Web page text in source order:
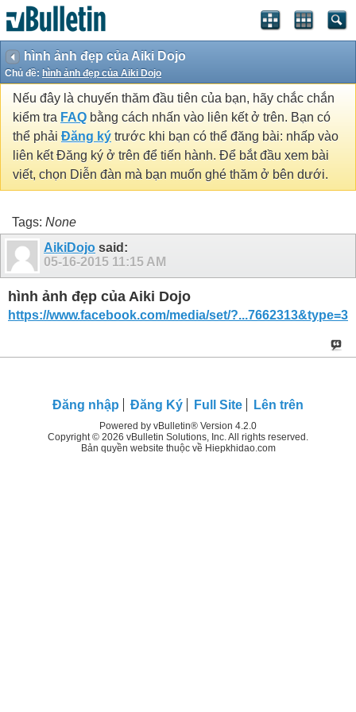
hình ảnh đẹp của Aiki Dojo
Chủ đề: hình ảnh đẹp của Aiki Dojo
Nếu đây là chuyến thăm đầu tiên của bạn, hãy chắc chắn
kiểm tra FAQ bằng cách nhấn vào liên kết ở trên. Bạn có
thể phải Đăng ký trước khi bạn có thể đăng bài: nhấp vào
liên kết Đăng ký ở trên để tiến hành. Để bắt đầu xem bài
viết, chọn Diễn đàn mà bạn muốn ghé thăm ở bên dưới.
Tags: None
AikiDojo said:
05-16-2015 11:15 AM
hình ảnh đẹp của Aiki Dojo
https://www.facebook.com/media/set/?...7662313&type=3
Đăng nhập Đăng Ký Full Site Lên trên
Powered by vBulletin® Version 4.2.0
Copyright © 2026 vBulletin Solutions, Inc. All rights reserved.
Bản quyền website thuộc về Hiepkhidao.com